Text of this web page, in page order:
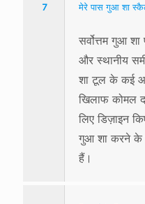
7 मेरे पास गुआ शा
सर्वोत्तम गुआ
और स्थानीय
शा टूल के कई
खिलाफ कोमल
लिए डिज़ाइन
गुआ शा करने के
हैं।